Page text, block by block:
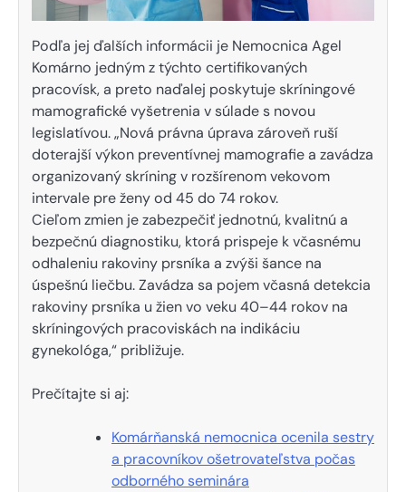
Podľa jej ďalších informácii je Nemocnica Agel
Komárno jedným z týchto certifikovaných
pracovísk, a preto naďalej poskytuje skríningové
mamografické vyšetrenia v súlade s novou
legislatívou. „Nová právna úprava zároveň ruší
doterajší výkon preventívnej mamografie a zavádza
organizovaný skríning v rozšírenom vekovom
intervale pre ženy od 45 do 74 rokov.
Cieľom zmien je zabezpečiť jednotnú, kvalitnú a
bezpečnú diagnostiku, ktorá prispeje k včasnému
odhaleniu rakoviny prsníka a zvýši šance na
úspešnú liečbu. Zavádza sa pojem včasná detekcia
rakoviny prsníka u žien vo veku 40–44 rokov na
skríningových pracoviskách na indikáciu
gynekológa,“ približuje.
Prečítajte si aj:
Komárňanská nemocnica ocenila sestry
a pracovníkov ošetrovateľstva počas
odborného seminára